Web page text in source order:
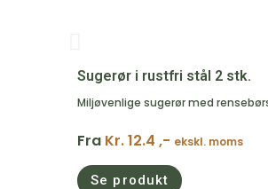
Sugerør i rustfri stål 2 stk.
Miljøvenlige sugerør med
Fra Kr. 12.4 ,- ekskl. moms
Se produkt